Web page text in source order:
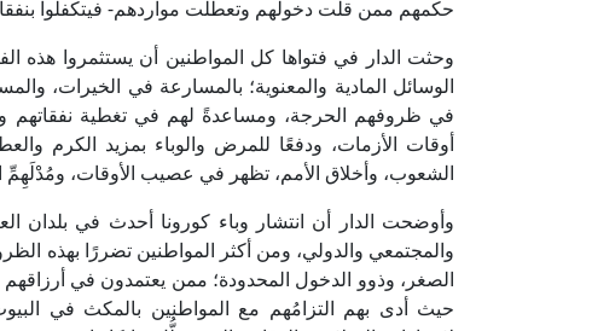
حكمهم ممن قلَّت دخولهم وتعطلت مواردهم- فيتكفلوا
وحثت الدار في فتواها كل المواطنين أن يستثمروا
الوسائل المادية والمعنوية؛ بالمسارعة في الخيرات،
في ظروفهم الحرجة، ومساعدةً لهم في تغطية نفقاتهم
أوقات الأزمات، ودفعًا للمرض والوباء بمزيد الكرم
الشعوب، وأخلاق الأمم، تظهر في عصيب الأوقات، ومُدْلَهِمِّ
وأوضحت الدار أن انتشار وباء كورونا أحدث في بلدان
والمجتمعي والدولي، ومن أكثر المواطنين تضررًا بهذه
الصغر، وذوو الدخول المحدودة؛ ممن يعتمدون في أرزاقهم
حيث أدى بهم التزامُهم مع المواطنين بالمكث في